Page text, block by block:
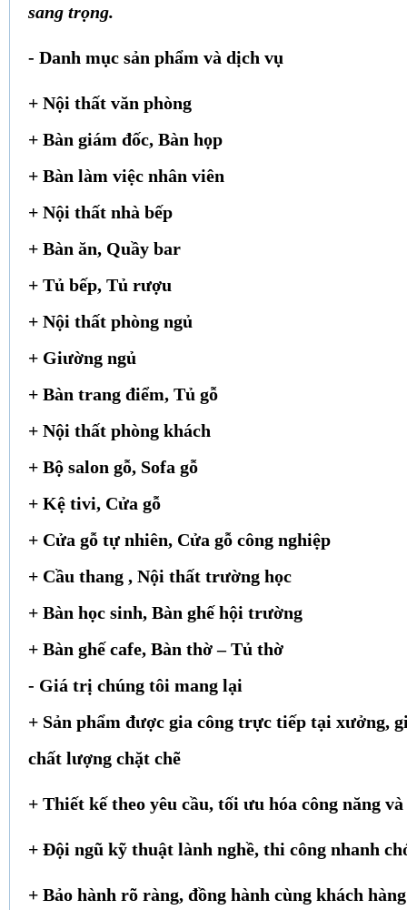
sang trọng.
- Danh mục sản phẩm và dịch vụ
+ Nội thất văn phòng
+ Bàn giám đốc, Bàn họp
+ Bàn làm việc nhân viên
+ Nội thất nhà bếp
+ Bàn ăn, Quầy bar
+ Tủ bếp, Tủ rượu
+ Nội thất phòng ngủ
+ Giường ngủ
+ Bàn trang điểm, Tủ gỗ
+ Nội thất phòng khách
+ Bộ salon gỗ, Sofa gỗ
+ Kệ tivi, Cửa gỗ
+ Cửa gỗ tự nhiên, Cửa gỗ công nghiệp
+ Cầu thang , Nội thất trường học
+ Bàn học sinh, Bàn ghế hội trường
+ Bàn ghế cafe, Bàn thờ – Tủ thờ
- Giá trị chúng tôi mang lại
+ Sản phẩm được gia công trực tiếp tại xưởng,
chất lượng chặt chẽ
+ Thiết kế theo yêu cầu, tối ưu hóa công năng
+ Đội ngũ kỹ thuật lành nghề, thi công nhanh
+ Bảo hành rõ ràng, đồng hành cùng khách